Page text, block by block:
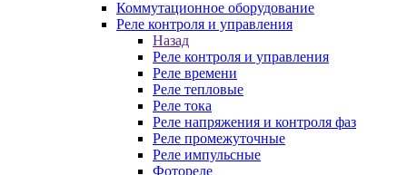
Коммутационное оборудование
Реле контроля и управления
Назад
Реле контроля и управления
Реле времени
Реле тепловые
Реле тока
Реле напряжения и контроля фаз
Реле промежуточные
Реле импульсные
Фотореле